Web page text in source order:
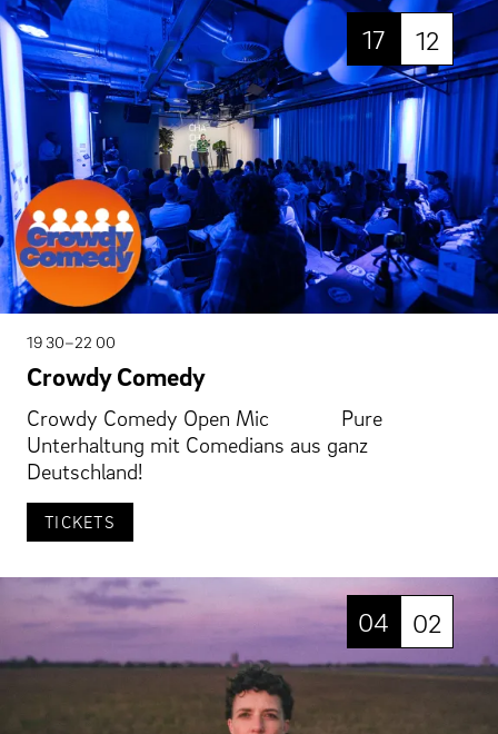
17 12
19 30–22 00
Crowdy Comedy
Crowdy Comedy Open Mic Pure
Unterhaltung mit Comedians aus ganz
Deutschland!
TICKETS
04 02